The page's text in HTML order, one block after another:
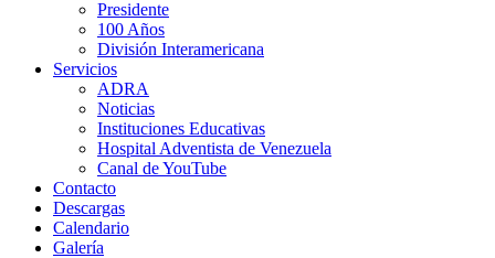
Presidente
100 Años
División Interamericana
Servicios
ADRA
Noticias
Instituciones Educativas
Hospital Adventista de Venezuela
Canal de YouTube
Contacto
Descargas
Calendario
Galería